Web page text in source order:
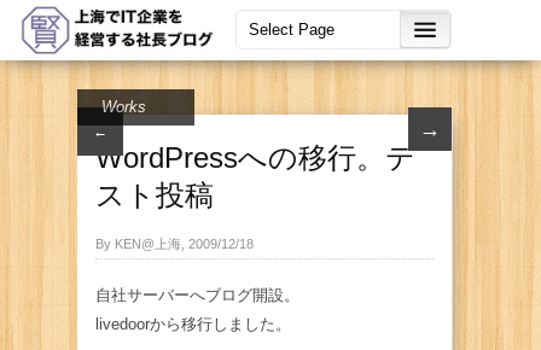
← →
Works
WordPressへの移行。テ
スト投稿
By KEN@上海, 2009/12/18
自社サーバーへブログ開設。
livedoorから移行しました。